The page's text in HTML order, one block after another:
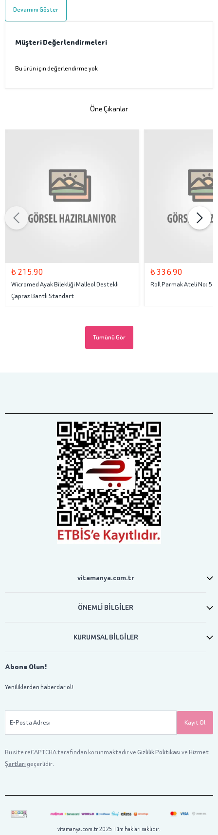
Devamını Göster
Müşteri Değerlendirmeleri
Bu ürün için değerlendirme yok
Öne Çıkanlar
₺ 215.90
Wicromed Ayak Bilekliği Malleol Destekli
Çapraz Bantlı Standart
₺ 336.90
Roll Parmak Ateli No: 5
Tümünü Gör
vitamanya.com.tr
ÖNEMLİ BİLGİLER
KURUMSAL BİLGİLER
Abone Olun!
Yeniliklerden haberdar ol!
E-Posta Adresi Kayıt Ol
Bu site reCAPTCHA tarafından korunmaktadır veGizlilik PolitikasıveHizmet
Şartları geçerlidir.
vitamanya.com.tr 2025 Tüm hakları saklıdır.